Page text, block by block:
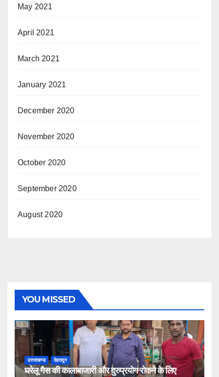
May 2021
April 2021
March 2021
January 2021
December 2020
November 2020
October 2020
September 2020
August 2020
YOU MISSED
उत्तराखण्ड देहरादून
घरेलू गैस की कालाबाजारी और दुरुप्रयोग रोकने के लिए